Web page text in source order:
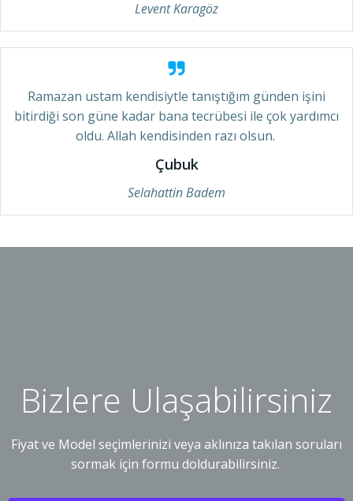
Levent Karagöz
Ramazan ustam kendisiytle tanıştığım günden işini
bitirdiği son güne kadar bana tecrübesi ile çok yardımcı
oldu. Allah kendisinden razı olsun.
Çubuk
Selahattin Badem
Bizlere Ulaşabilirsiniz
Fiyat ve Model seçimlerinizi veya aklınıza takılan soruları
sormak için formu doldurabilirsiniz.